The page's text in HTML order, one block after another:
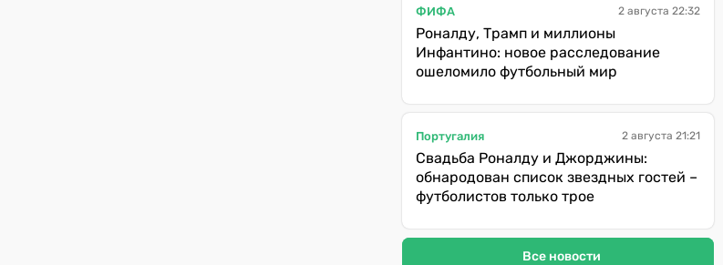
ФИФА 2 августа 22:32
Роналду, Трамп и миллионы
Инфантино: новое расследование
ошеломило футбольный мир
Португалия 2 августа 21:21
Свадьба Роналду и Джорджины:
обнародован список звездных гостей –
футболистов только трое
Все новости